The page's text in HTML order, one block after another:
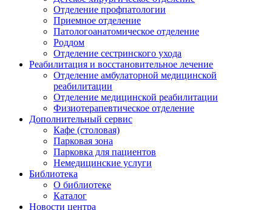
Отделение профпатологии
Приемное отделение
Патологоанатомическое отделение
Роддом
Отделение сестринского ухода
Реабилитация и восстановительное лечение
Отделение амбулаторной медицинской
реабилитации
Отделение медицинской реабилитации
Физиотерапевтическое отделение
Дополнительный сервис
Кафе (столовая)
Парковая зона
Парковка для пациентов
Немедицинские услуги
Библиотека
О библиотеке
Каталог
Новости центра